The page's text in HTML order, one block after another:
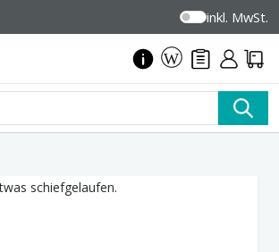
inkl. MwSt.